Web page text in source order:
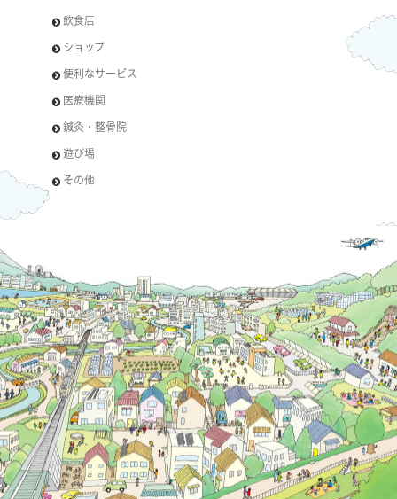
飲食店
ショップ
便利なサービス
医療機関
鍼灸・整骨院
遊び場
その他